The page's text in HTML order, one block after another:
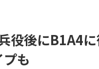
役後にB1A4
も